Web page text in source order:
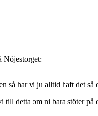
Nöjestorget:
så har vi ju alltid haft det så
detta om ni bara stöter på